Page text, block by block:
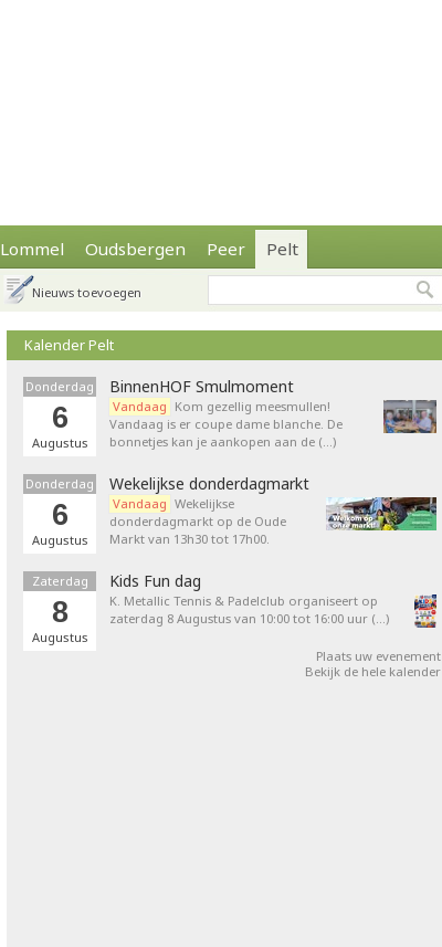
Lommel Oudsbergen Peer Pelt
Nieuws toevoegen
Kalender Pelt
Donderdag
6
Augustus
BinnenHOF Smulmoment
Vandaag Kom gezellig meesmullen!
Vandaag is er coupe dame blanche. De
bonnetjes kan je aankopen aan de (…)
Donderdag
6
Augustus
Wekelijkse donderdagmarkt
Vandaag Wekelijkse
donderdagmarkt op de Oude
Markt van 13h30 tot 17h00.
Zaterdag
8
Augustus
Kids Fun dag
K. Metallic Tennis & Padelclub organiseert op
zaterdag 8 Augustus van 10:00 tot 16:00 uur (…)
Plaats uw evenement
Bekijk de hele kalender